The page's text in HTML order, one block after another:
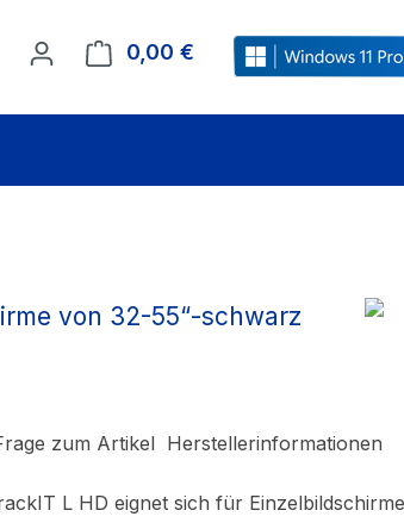
0,00 € Warenkorb enthält 0
von 32-55“-schwarz
zum Artikel Herstellerinformationen
L HD eignet sich für